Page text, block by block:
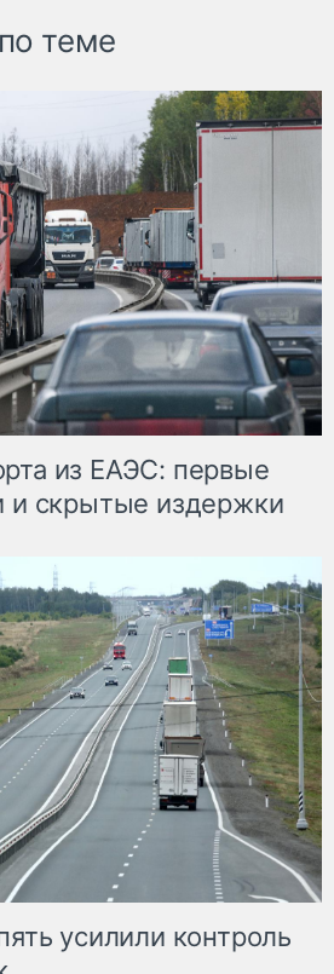
теме
из ЕАЭС: первые
и скрытые издержки
усилили контроль